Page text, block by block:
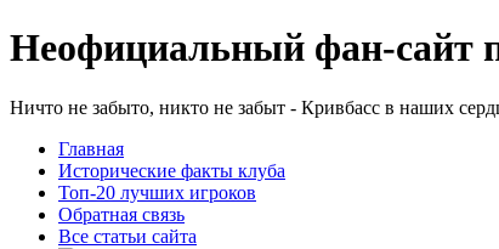
Неофициальный фан-сайт
Ничто не забыто, никто не забыт - Кривбасс в наших
Главная
Исторические факты клуба
Топ-20 лучших игроков
Обратная связь
Все статьи сайта